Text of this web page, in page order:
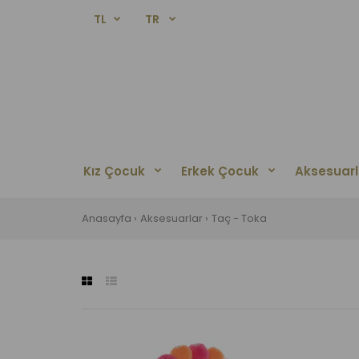
TL TR
Kız Çocuk Erkek Çocuk
Anasayfa Aksesuarlar Taç - Toka